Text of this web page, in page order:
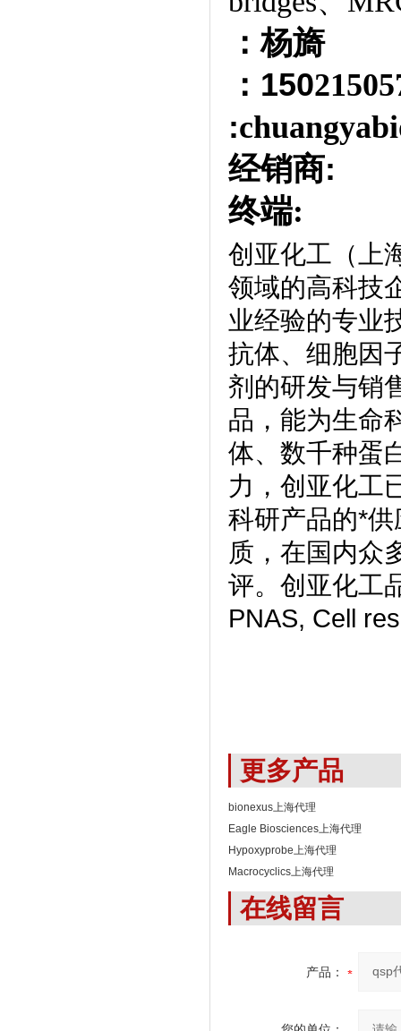
：杨旖
：150
:
经销商:
终端:
创亚化工（上
领域的高科技
业经验的专业
抗体、细胞因
剂的研发与销
品，能为生命
体、数千种蛋
力，创亚化工
科研产品的*
质，在国内众
评。创亚化工
PNAS, Cell
更多产品
bionexus上海代理
Eagle Biosciences上海代理
Hypoxyprobe上海代理
Macrocyclics上海代理
在线留言
产品：